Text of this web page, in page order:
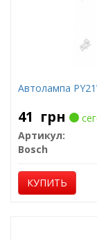
Автолампа
41 грн
Артикул:
Bosch
КУПИТЬ